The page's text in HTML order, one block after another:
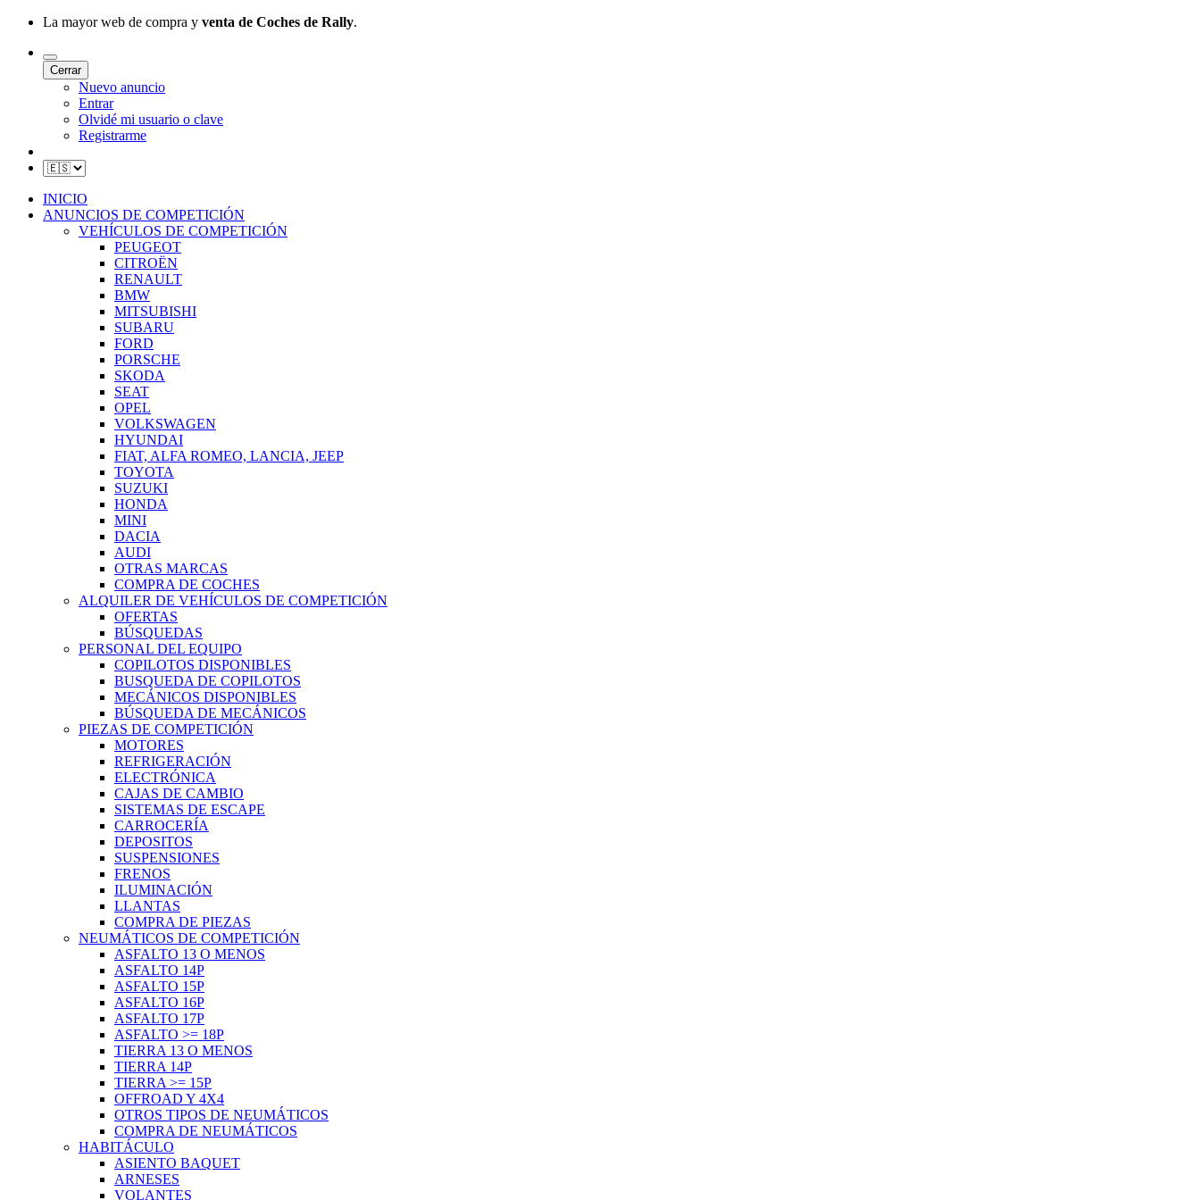
La mayor web de compra y venta de Coches de Rally.
Cerrar
Nuevo anuncio
Entrar
Olvidé mi usuario o clave
Registrarme
INICIO
ANUNCIOS DE COMPETICIÓN
VEHÍCULOS DE COMPETICIÓN
PEUGEOT
CITROËN
RENAULT
BMW
MITSUBISHI
SUBARU
FORD
PORSCHE
SKODA
SEAT
OPEL
VOLKSWAGEN
HYUNDAI
FIAT, ALFA ROMEO, LANCIA, JEEP
TOYOTA
SUZUKI
HONDA
MINI
DACIA
AUDI
OTRAS MARCAS
COMPRA DE COCHES
ALQUILER DE VEHÍCULOS DE COMPETICIÓN
OFERTAS
BÚSQUEDAS
PERSONAL DEL EQUIPO
COPILOTOS DISPONIBLES
BUSQUEDA DE COPILOTOS
MECÁNICOS DISPONIBLES
BÚSQUEDA DE MECÁNICOS
PIEZAS DE COMPETICIÓN
MOTORES
REFRIGERACIÓN
ELECTRÓNICA
CAJAS DE CAMBIO
SISTEMAS DE ESCAPE
CARROCERÍA
DEPOSITOS
SUSPENSIONES
FRENOS
ILUMINACIÓN
LLANTAS
COMPRA DE PIEZAS
NEUMÁTICOS DE COMPETICIÓN
ASFALTO 13 O MENOS
ASFALTO 14P
ASFALTO 15P
ASFALTO 16P
ASFALTO 17P
ASFALTO >= 18P
TIERRA 13 O MENOS
TIERRA 14P
TIERRA >= 15P
OFFROAD Y 4X4
OTROS TIPOS DE NEUMÁTICOS
COMPRA DE NEUMÁTICOS
HABITÁCULO
ASIENTO BAQUET
ARNESES
VOLANTES